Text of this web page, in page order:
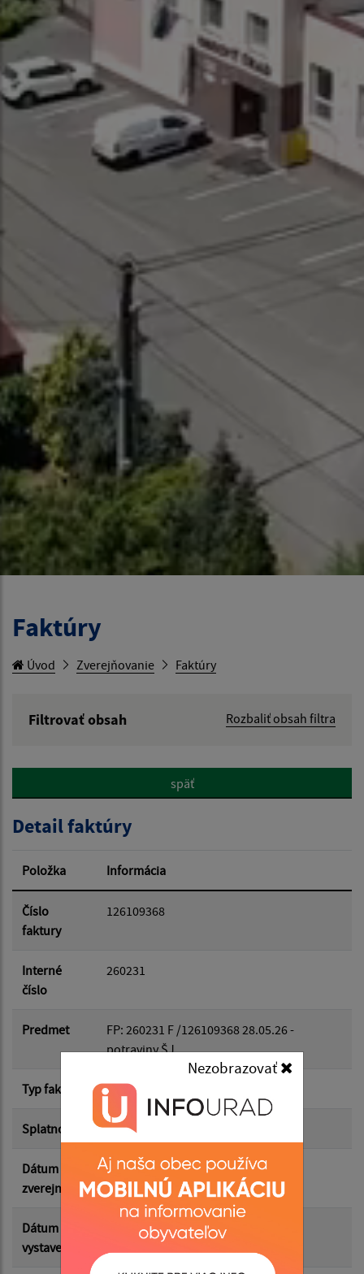
Nezobrazovať
Faktúry
Úvod Zverejňovanie Faktúry
Filtrovať obsah
Rozbaliť obsah filtra
Hľadať v:
Dátum od:
Dátum do:
Suma od:
späť
Detail faktúry
Položka Informácia
Číslo
faktury
126109368
Interné
číslo
260231
Predmet
FP: 260231 F /126109368 28.05.26 -
potraviny ŠJ
Typ faktúry dodávateľská
Splatnosť 28.05.2026
Dátum
zverejnenia
12.06.2026
Dátum
vystavenia
12.05.2026